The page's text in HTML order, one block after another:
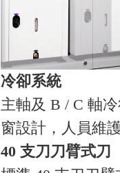
冷卻系統
主軸及 B / C 軸
窗設計，人員維
40 支刀刀臂式刀